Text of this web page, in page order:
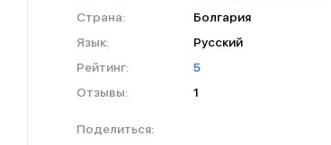
Страна:
Болгария
Язык:
Русский
Рейтинг:
5
Отзывы:
1